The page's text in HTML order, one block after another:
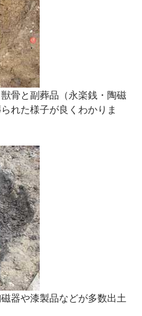
骨と副葬品（永楽銭・陶磁
れた様子が良くわかりま
器や漆製品などが多数出土